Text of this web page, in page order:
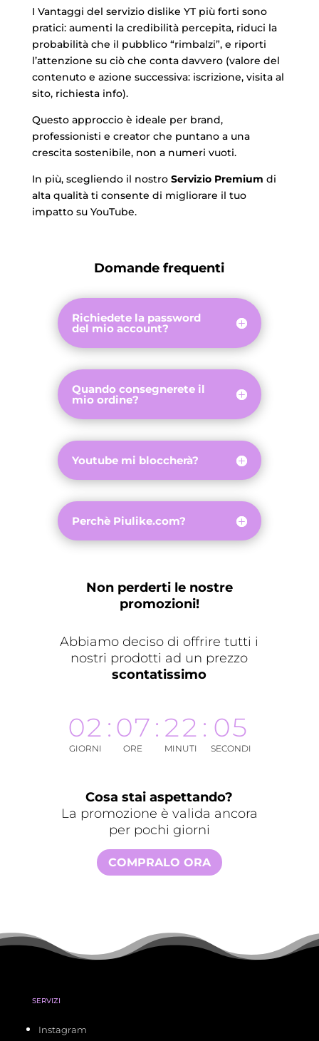
I Vantaggi del servizio dislike YT più forti sono
pratici: aumenti la credibilità percepita, riduci la
probabilità che il pubblico “rimbalzi”, e riporti
l’attenzione su ciò che conta davvero (valore del
contenuto e azione successiva: iscrizione, visita al
sito, richiesta info).
Questo approccio è ideale per brand,
professionisti e creator che puntano a una
crescita sostenibile, non a numeri vuoti.
In più, scegliendo il nostro Servizio Premium di
alta qualità ti consente di migliorare il tuo
impatto su YouTube.
Domande frequenti
Richiedete la password
del mio account?
Quando consegnerete il
mio ordine?
Youtube mi bloccherà?
Perchè Piulike.com?
Non perderti le nostre
promozioni!
Abbiamo deciso di offrire tutti i
nostri prodotti ad un prezzo
scontatissimo
02
GIORNI
: 07
ORE
: 22
MINUTI
: 04
SECONDI
Cosa stai aspettando?
La promozione è valida ancora
per pochi giorni
COMPRALO ORA
SERVIZI
Instagram